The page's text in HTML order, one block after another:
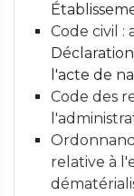
Code civil :
l'acte de
Code des
relative à